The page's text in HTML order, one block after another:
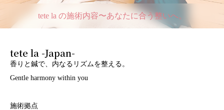
tete la の施術内容〜あなたに合う整いへ。
tete la -Japan-
香りと鍼で、内なるリズムを整える。
Gentle harmony within you
施術拠点